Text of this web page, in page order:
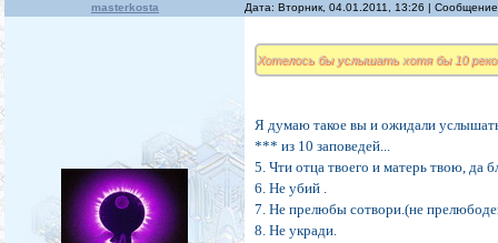
masterkosta Дата: Вторник, 04.01.2011, 13:26 |
Хотелось бы услышать хотя бы 10
Я думаю такое вы и ожидали
*** из 10 заповедей...
5. Чти отца твоего и матерь твою, да
6. Не убий .
7. Не прелюбы сотвори.(не
8. Не укради.